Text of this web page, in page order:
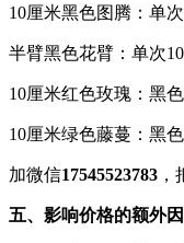
10厘米黑色图腾：单
半臂黑色花臂：单次
10厘米红色玫瑰：黑
10厘米绿色藤蔓：黑
加微信17545523783
五、影响价格的额外